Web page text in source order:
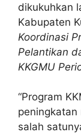
dikukuhkan
Kabupaten
Koordinasi
Pelantikan
KKGMU
“Program
salah